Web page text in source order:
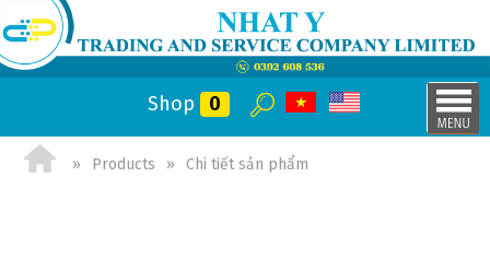
Shop 0
Products Chi tiết sản phẩm